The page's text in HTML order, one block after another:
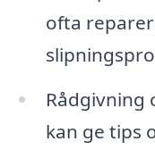
ofta
Rådgivning
kan ge tips